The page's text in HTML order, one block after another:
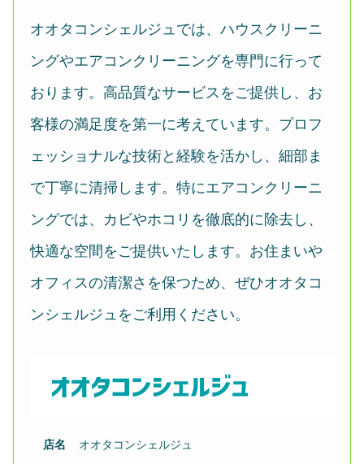
オオタコンシェルジュでは、ハウスクリーニ
ングやエアコンクリーニングを専門に行って
おります。高品質なサービスをご提供し、お
客様の満足度を第一に考えています。プロフ
ェッショナルな技術と経験を活かし、細部ま
で丁寧に清掃します。特にエアコンクリーニ
ングでは、カビやホコリを徹底的に除去し、
快適な空間をご提供いたします。お住まいや
オフィスの清潔さを保つため、ぜひオオタコ
ンシェルジュをご利用ください。
店名 オオタコンシェルジュ